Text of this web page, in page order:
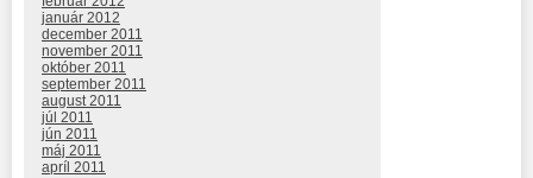
január 2012
december 2011
november 2011
október 2011
september 2011
august 2011
júl 2011
jún 2011
máj 2011
apríl 2011